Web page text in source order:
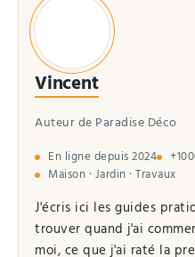
Vincent
Auteur de Paradise Déco
En ligne depuis 2024
Maison · Jardin · Travaux
J'écris ici les guides
trouver quand j'ai
moi, ce que j'ai raté la